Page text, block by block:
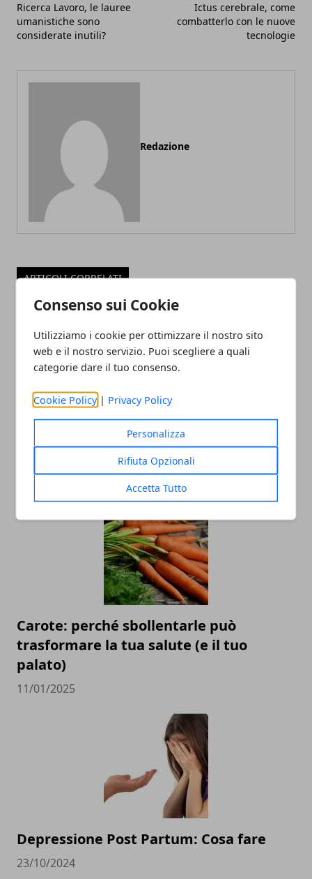
Consenso sui Cookie
Utilizziamo i cookie per ottimizzare il nostro sito
web e il nostro servizio. Puoi scegliere a quali
categorie dare il tuo consenso.
Cookie Policy | Privacy Policy
Personalizza
Rifiuta Opzionali
Accetta Tutto
Ricerca Lavoro, le lauree
umanistiche sono
considerate inutili?
Ictus cerebrale, come
combatterlo con le nuove
tecnologie
Redazione
ARTICOLI CORRELATI
Perché è importante utilizzare la
protezione solare tutti i giorni?
02/10/2025
Carote: perché sbollentarle può
trasformare la tua salute (e il tuo
palato)
11/01/2025
Depressione Post Partum: Cosa fare
23/10/2024